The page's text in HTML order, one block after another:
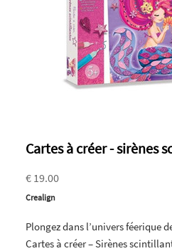
Cartes à créer - sirènes
€ 19.00
Crealign
Plongez dans l’univers féerique
Cartes à créer – Sirènes